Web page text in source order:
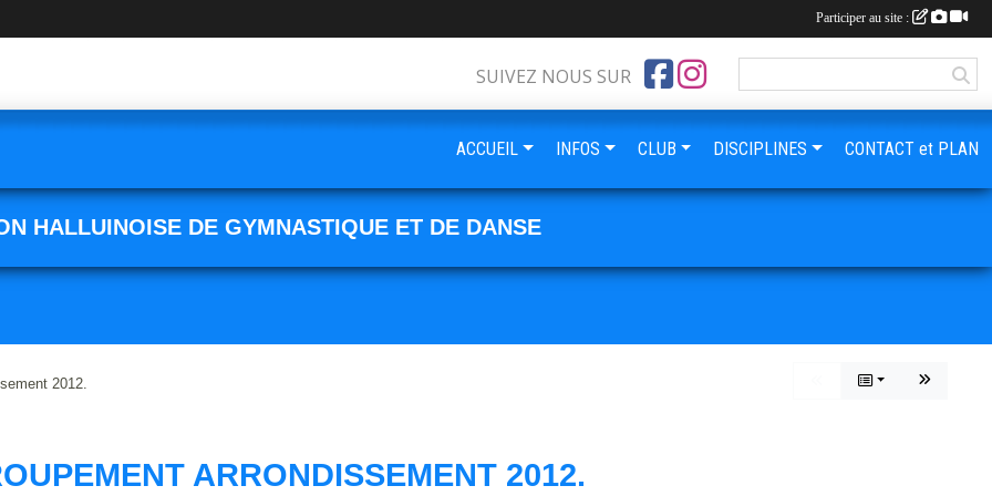
HALLUINOISE DE GYMNASTIQUE ET DE DANSE
2012.
ARRONDISSEMENT 2012.
SUIVEZ NOUS SUR
ACCUEIL INFOS CLUB DISCIPLINES CONTACT et PLAN
Participer au site :